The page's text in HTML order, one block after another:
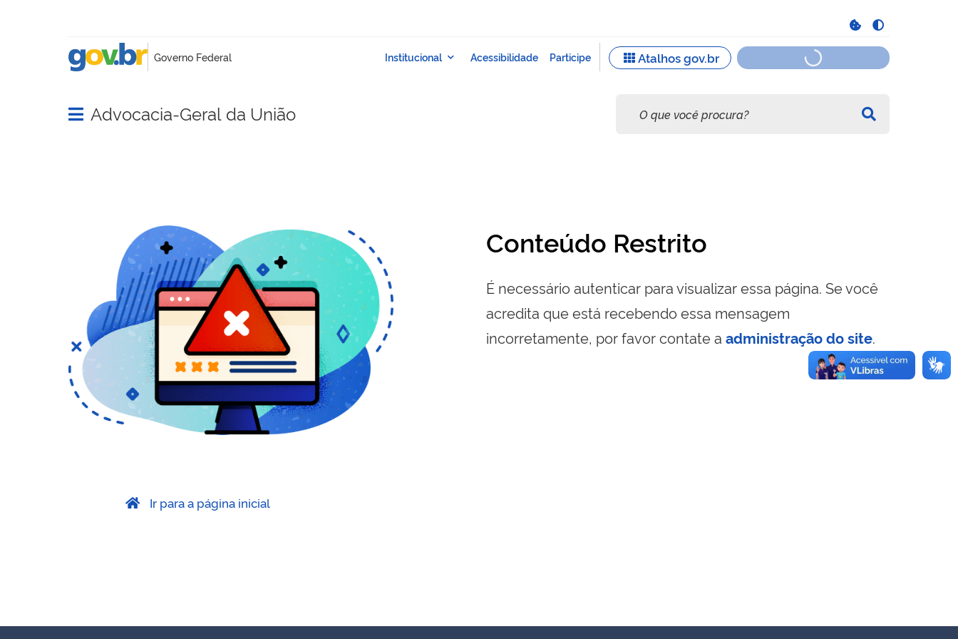
Abrir menu principal de navegação
Advocacia-Geral da União
Conteúdo Restrito
É necessário autenticar para visualizar essa página. Se você
acredita que está recebendo essa mensagem
incorretamente, por favor contate a administração do site.
Ir para a página inicial